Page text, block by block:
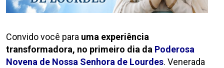
Convido você para uma experiência
transformadora, no primeiro dia da Poderosa
Novena de Nossa Senhora de Lourdes. Venerada